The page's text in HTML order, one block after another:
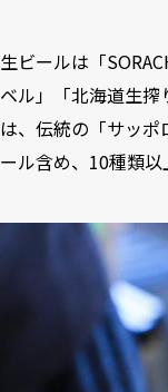
生ビールは「
ベル」「北海道生
は、伝統の「サッ
ール含め、10種類以